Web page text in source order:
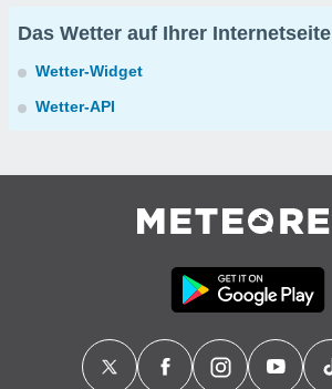
Das Wetter auf Ihrer Internetseite
Wetter-Widget
Wetter-API